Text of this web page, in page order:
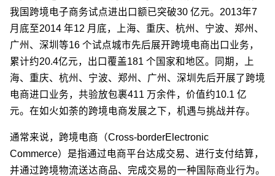
我国跨境电子商务试点进出口额已突破30 亿元。2013年7
月底至2014 年12 月底，上海、重庆、杭州、宁波、郑州、
广州、深圳等16 个试点城市先后展开跨境电商出口业务，
累计约20.4亿元，出口覆盖181 个国家和地区。同期，上
海、重庆、杭州、宁波、郑州、广州、深圳先后开展了跨境
电商进口业务，共验放包裹411 万余件，价值约10.1 亿
元。在如火如荼的跨境电商发展之下，机遇与挑战并存。
通常来说，跨境电商（Cross-borderElectronic
Commerce）是指通过电商平台达成交易、进行支付结算，
并通过跨境物流送达商品、完成交易的一种国际商业行为。